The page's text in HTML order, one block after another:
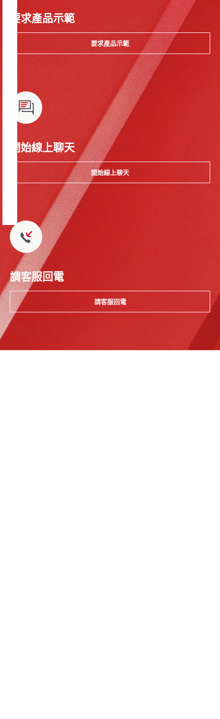
要求產品示範
要求產品示範
開始線上聊天
開始線上聊天
請客服回電
請客服回電